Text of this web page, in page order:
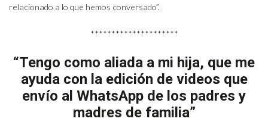
relacionado a lo que hemos conversado”.
*********************
“Tengo como aliada a mi hija, que me
ayuda con la edición de videos que
envío al WhatsApp de los padres y
madres de familia”